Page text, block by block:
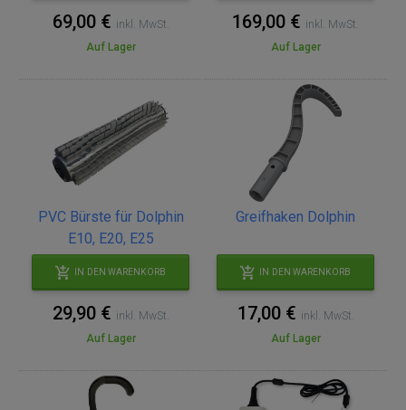
69,00 € inkl. MwSt.
Auf Lager
169,00 € inkl. MwSt.
Auf Lager
PVC Bürste für Dolphin
E10, E20, E25
IN DEN WARENKORB
29,90 € inkl. MwSt.
Auf Lager
Greifhaken Dolphin
IN DEN WARENKORB
17,00 € inkl. MwSt.
Auf Lager